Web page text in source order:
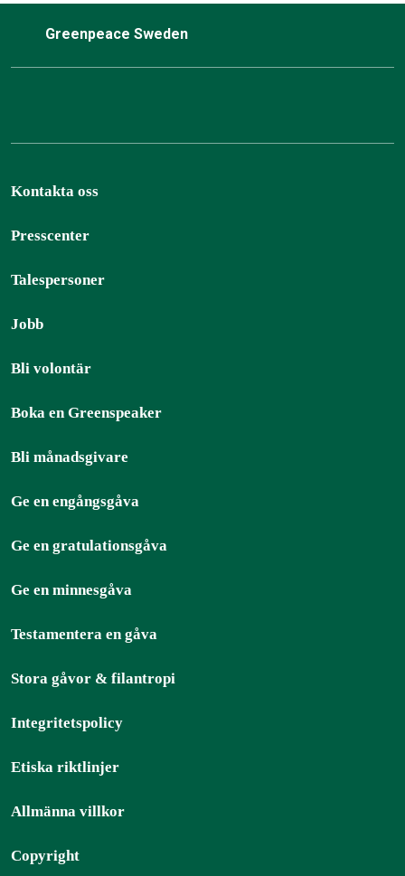
Greenpeace Sweden
Kontakta oss
Presscenter
Talespersoner
Jobb
Bli volontär
Boka en Greenspeaker
Bli månadsgivare
Ge en engångsgåva
Ge en gratulationsgåva
Ge en minnesgåva
Testamentera en gåva
Stora gåvor & filantropi
Integritetspolicy
Etiska riktlinjer
Allmänna villkor
Copyright